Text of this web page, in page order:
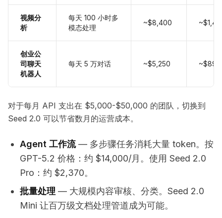
视频分
析
每天 100 小时多
模态处理
~$8,400
创业公
司聊天
机器人
每天 5 万对话 ~$5,250 ~$890
对于每月 API 支出在 $5,000-$50,000 的团队，切换到
Seed 2.0 可以节省数月的运营成本。
Agent 工作流— 多步骤任务消耗大量 token。按
GPT-5.2 价格：约 $14,000/月。使用 Seed 2.0
Pro：约 $2,370。
批量处理 — 大规模内容审核、分类。Seed 2.0
Mini 让百万级文档处理管道成为可能。